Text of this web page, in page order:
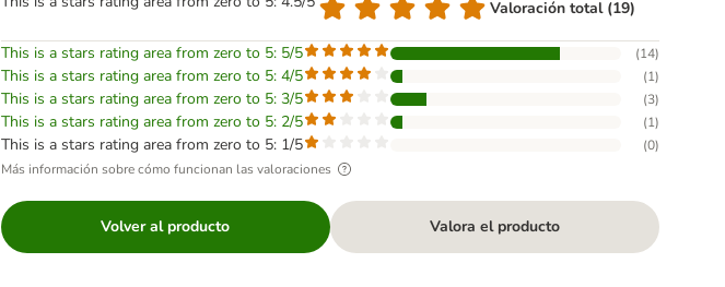
Valoración total (19)
This is a stars rating area from zero to 5: 5/5 (14)
This is a stars rating area from zero to 5: 4/5 (1)
This is a stars rating area from zero to 5: 3/5 (3)
This is a stars rating area from zero to 5: 2/5 (1)
This is a stars rating area from zero to 5: 1/5 (0)
Más información sobre cómo funcionan las valoraciones
Volver al producto Valora el producto